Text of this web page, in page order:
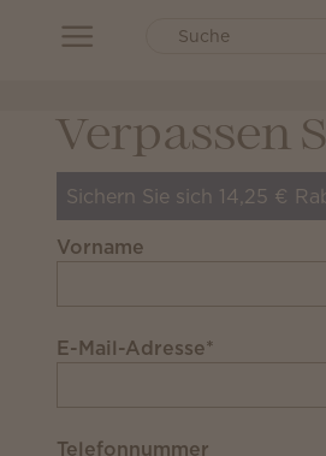
Verpassen
Sichern Sie sich 14,25 €
Vorname
E-Mail-Adresse*
Telefonnummer